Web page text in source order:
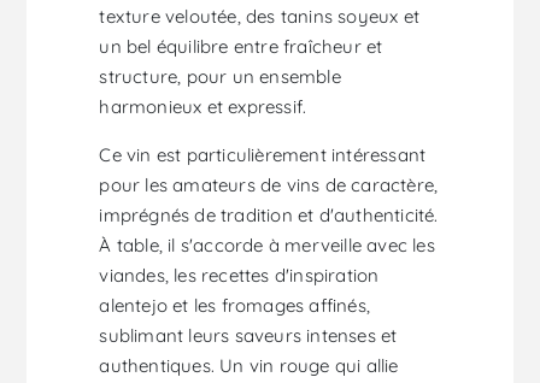
texture veloutée, des tanins soyeux et
un bel équilibre entre fraîcheur et
structure, pour un ensemble
harmonieux et expressif.
Ce vin est particulièrement intéressant
pour les amateurs de vins de caractère,
imprégnés de tradition et d'authenticité.
À table, il s'accorde à merveille avec les
viandes, les recettes d'inspiration
alentejo et les fromages affinés,
sublimant leurs saveurs intenses et
authentiques. Un vin rouge qui allie